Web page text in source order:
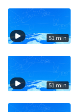
51 min
51 min